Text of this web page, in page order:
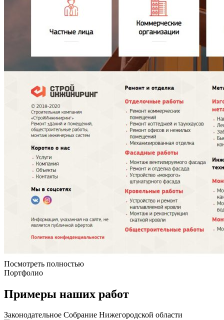
Посмотреть полностью
Портфолио
Примеры наших работ
Законодательное Собрание Нижегородской области